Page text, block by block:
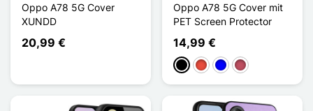
Oppo A78 5G Cover
XUNDD
20,99 €
Oppo A78 5G Cover mit
PET Screen Protector
14,99 €
Schwarz
Rot BlauDunkelrosa